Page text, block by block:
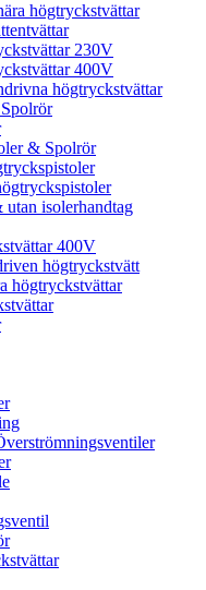
högtryckstvättar
230V
400V
högtryckstvättar
& Spolrör
utan isolerhandtag
400V
högtryckstvätt
högtryckstvättar